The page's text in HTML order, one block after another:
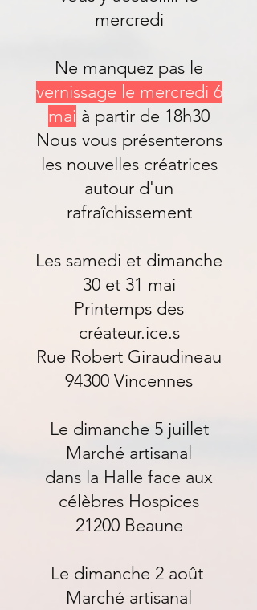
mercredi
Ne manquez pas le
vernissage le mercredi 6
mai à partir de 18h30
Nous vous présenterons
les nouvelles créatrices
autour d'un
rafraîchissement
Les samedi et dimanche
30 et 31 mai
Printemps des
créateur.ice.s
Rue Robert Giraudineau
94300 Vincennes
Le dimanche 5 juillet
Marché artisanal
dans la Halle face aux
célèbres Hospices
21200 Beaune
Le dimanche 2 août
Marché artisanal